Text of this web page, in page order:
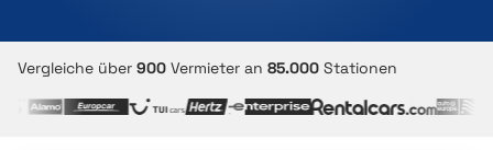
Vergleiche über 900 Vermieter an 85.000 Stationen